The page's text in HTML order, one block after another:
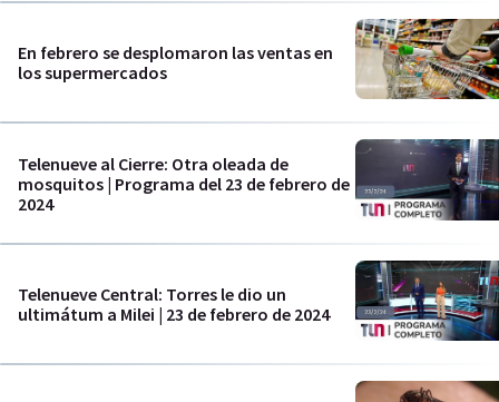
En febrero se desplomaron las ventas en
los supermercados
Telenueve al Cierre: Otra oleada de
mosquitos | Programa del 23 de febrero de
2024
Telenueve Central: Torres le dio un
ultimátum a Milei | 23 de febrero de 2024